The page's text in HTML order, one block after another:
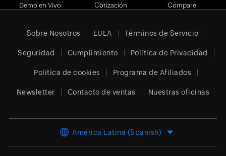
Demo en Vivo Cotización Compare
Sobre Nosotros EULA Términos de Servicio
Seguridad Cumplimiento Política de Privacidad
Política de cookies Programa de Afiliados
Newsletter Contacto de ventas Nuestras oficinas
América Latina (Spanish)